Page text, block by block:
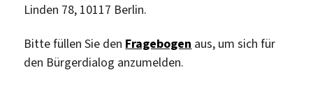
Linden 78, 10117 Berlin.
Bitte füllen Sie den Fragebogen aus, um sich für
den Bürgerdialog anzumelden.